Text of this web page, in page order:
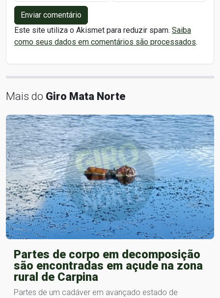
Enviar comentário
Este site utiliza o Akismet para reduzir spam. Saiba
como seus dados em comentários são processados.
Mais do Giro Mata Norte
Partes de corpo em decomposição
são encontradas em açude na zona
rural de Carpina
Partes de um cadáver em avançado estado de